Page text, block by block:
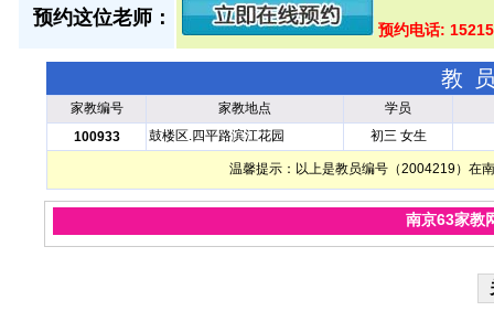
预约这位老师：
预约电话:
教
家教编号 家教地点
学员
100933
鼓楼区.四平路滨江花园 初三 女生
温馨提示：以上是教员编号（2004219）在
南京63家教